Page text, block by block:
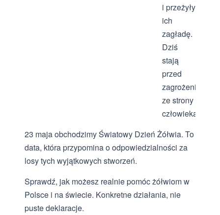
i przeżyły
ich
zagładę.
Dziś
stają
przed
zagrożeniem
ze strony
człowieka.
23 maja obchodzimy Światowy Dzień Żółwia. To
data, która przypomina o odpowiedzialności za
losy tych wyjątkowych stworzeń.
Sprawdź, jak możesz realnie pomóc żółwiom w
Polsce i na świecie. Konkretne działania, nie
puste deklaracje.